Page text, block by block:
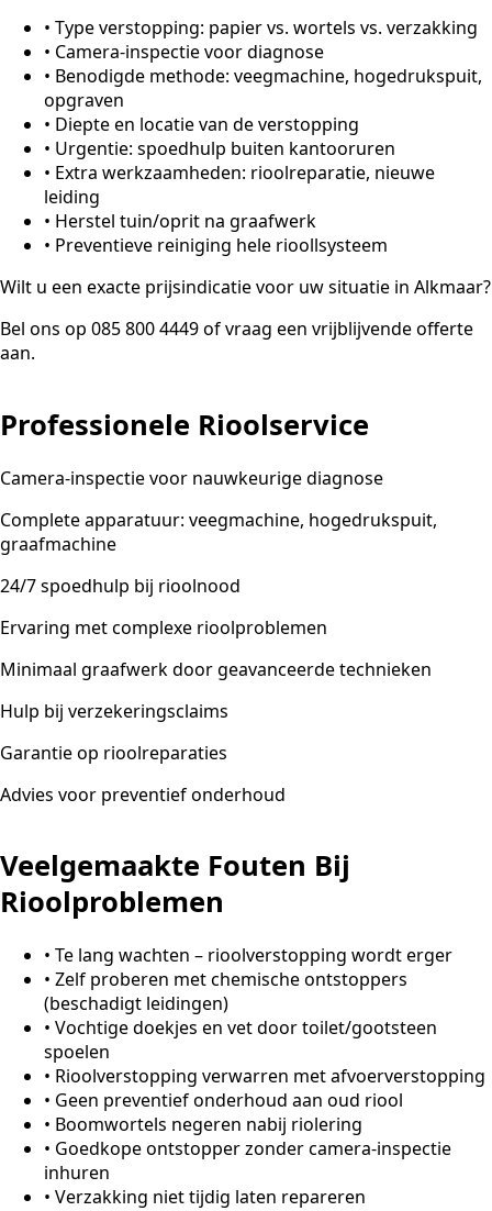
• Type verstopping: papier vs. wortels vs. verzakking
• Camera-inspectie voor diagnose
• Benodigde methode: veegmachine, hogedrukspuit,
opgraven
• Diepte en locatie van de verstopping
• Urgentie: spoedhulp buiten kantooruren
• Extra werkzaamheden: rioolreparatie, nieuwe
leiding
• Herstel tuin/oprit na graafwerk
• Preventieve reiniging hele rioollsysteem
Wilt u een exacte prijsindicatie voor uw situatie in Alkmaar?
Bel ons op 085 800 4449 of vraag een vrijblijvende offerte
aan.
Professionele Rioolservice
Camera-inspectie voor nauwkeurige diagnose
Complete apparatuur: veegmachine, hogedrukspuit,
graafmachine
24/7 spoedhulp bij rioolnood
Ervaring met complexe rioolproblemen
Minimaal graafwerk door geavanceerde technieken
Hulp bij verzekeringsclaims
Garantie op rioolreparaties
Advies voor preventief onderhoud
Veelgemaakte Fouten Bij
Rioolproblemen
• Te lang wachten – rioolverstopping wordt erger
• Zelf proberen met chemische ontstoppers
(beschadigt leidingen)
• Vochtige doekjes en vet door toilet/gootsteen
spoelen
• Rioolverstopping verwarren met afvoerverstopping
• Geen preventief onderhoud aan oud riool
• Boomwortels negeren nabij riolering
• Goedkope ontstopper zonder camera-inspectie
inhuren
• Verzakking niet tijdig laten repareren